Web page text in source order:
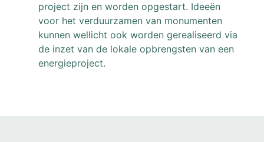
project zijn en worden opgestart. Ideeën
voor het verduurzamen van monumenten
kunnen wellicht ook worden gerealiseerd via
de inzet van de lokale opbrengsten van een
energieproject.